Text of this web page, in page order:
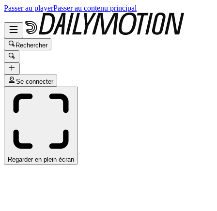
Passer au playerPasser au contenu principal
Rechercher
Se connecter
Regarder en plein écran